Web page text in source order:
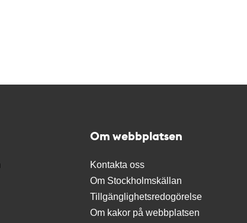
Om webbplatsen
Kontakta oss
Om Stockholmskällan
Tillgänglighetsredogörelse
Om kakor på webbplatsen